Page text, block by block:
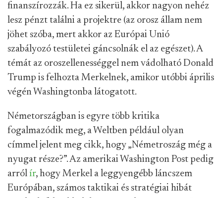
finanszírozzák. Ha ez sikerül, akkor nagyon nehéz
lesz pénzt találni a projektre (az orosz állam nem
jöhet szóba, mert akkor az Európai Unió
szabályozó testületei gáncsolnák el az egészet). A
témát az oroszellenességgel nem vádolható Donald
Trump is felhozta Merkelnek, amikor utóbbi április
végén Washingtonba látogatott.
Németországban is egyre több kritika
fogalmazódik meg, a Weltben például olyan
címmel jelent meg cikk, hogy „Németroszág még a
nyugat része?”. Az amerikai Washington Post pedig
arról ír, hogy Merkel a leggyengébb láncszem
Európában, számos taktikai és stratégiai hibát